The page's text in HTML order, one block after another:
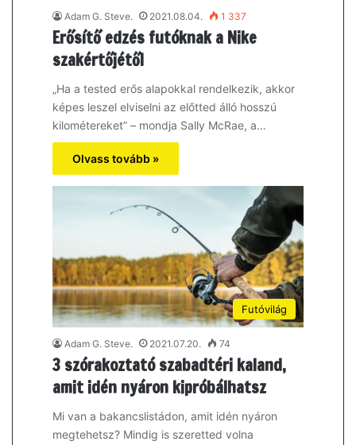
Adam G. Steve. 2021.08.04. 1 337
Erősítő edzés futóknak a Nike
szakértőjétől
„Ha a tested erős alapokkal rendelkezik, akkor
képes leszel elviselni az előtted álló hosszú
kilométereket” – mondja Sally McRae, a…
Olvass tovább »
Futóvilág
Adam G. Steve. 2021.07.20. 74
3 szórakoztató szabadtéri kaland,
amit idén nyáron kipróbálhatsz
Mi van a bakancslistádon, amit idén nyáron
megtehetsz? Mindig is szeretted volna